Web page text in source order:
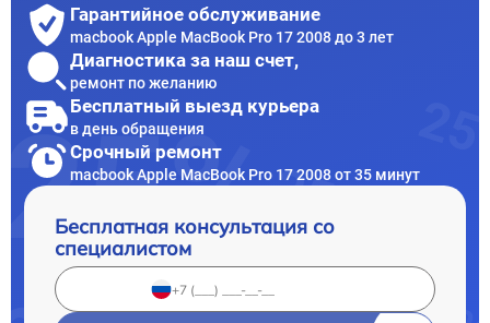
Гарантийное обслуживание
macbook Apple MacBook Pro 17 2008 до 3 лет
Диагностика за наш счет,
ремонт по желанию
Бесплатный выезд курьера
в день обращения
Срочный ремонт
macbook Apple MacBook Pro 17 2008 от 35 минут
Бесплатная консультация со
специалистом